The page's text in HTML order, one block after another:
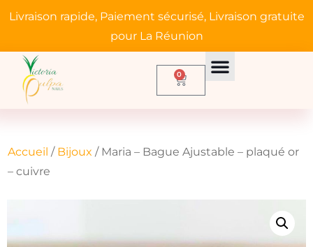
Livraison rapide, Paiement sécurisé, Livraison gratuite
pour La Réunion
0
Accueil / Bijoux / Maria – Bague Ajustable – plaqué or
– cuivre